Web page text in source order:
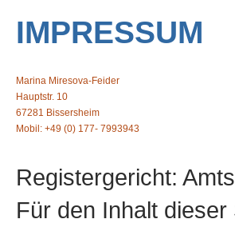
IMPRESSUM
Marina Miresova-Feider
Hauptstr. 10
67281 Bissersheim
Mobil: +49 (0) 177- 7993943
Registergericht:
Für den Inhalt